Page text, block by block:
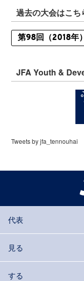
過去の大会はこち
JFA Youth &
Tweets by jfa_tennouhai
代表
見る
する